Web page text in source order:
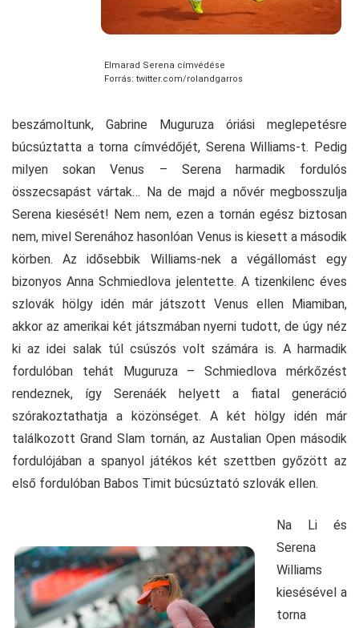
Elmarad Serena címvédése
Forrás: twitter.com/rolandgarros
beszámoltunk, Gabrine Muguruza óriási meglepetésre
búcsúztatta a torna címvédőjét, Serena Williams-t. Pedig
milyen sokan Venus – Serena harmadik fordulós
összecsapást vártak… Na de majd a nővér megbosszulja
Serena kiesését! Nem nem, ezen a tornán egész biztosan
nem, mivel Serenához hasonlóan Venus is kiesett a második
körben. Az idősebbik Williams-nek a végállomást egy
bizonyos Anna Schmiedlova jelentette. A tizenkilenc éves
szlovák hölgy idén már játszott Venus ellen Miamiban,
akkor az amerikai két játszmában nyerni tudott, de úgy néz
ki az idei salak túl csúszós volt számára is. A harmadik
fordulóban tehát Muguruza – Schmiedlova mérkőzést
rendeznek, így Serenáék helyett a fiatal generáció
szórakoztathatja a közönséget. A két hölgy idén már
találkozott Grand Slam tornán, az Austalian Open második
fordulójában a spanyol játékos két szettben győzött az
első fordulóban Babos Timit búcsúztató szlovák ellen.
Na Li és
Serena
Williams
kiesésével a
torna